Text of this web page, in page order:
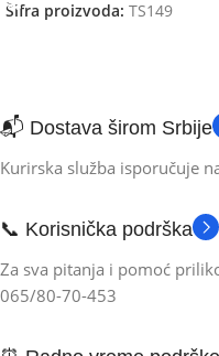
Šifra proizvoda: TS149
📬 Dostava širom Srbije
Kurirska služba isporučuje
📞 Korisnička podrška
Za sva pitanja i pomoć
065/80-70-453